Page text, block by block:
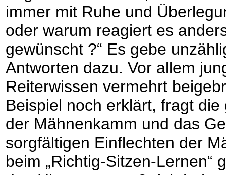
immer mit Ruhe und
oder warum reagiert es
gewünscht ?“ Es gebe
Antworten dazu. Vor allem
Reiterwissen vermehrt
Beispiel noch erklärt, fragt
der Mähnenkamm und das
sorgfältigen Einflechten der
beim „Richtig-Sitzen-Lernen“